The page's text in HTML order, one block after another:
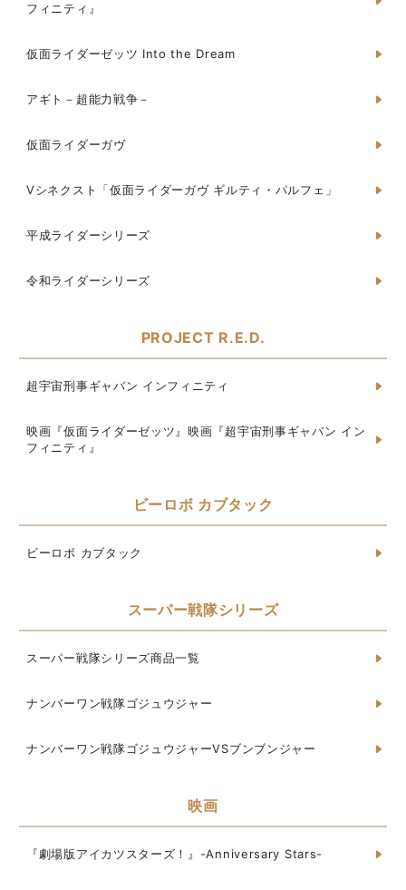
フィニティ』
仮面ライダーゼッツ Into the Dream
アギト－超能力戦争－
仮面ライダーガヴ
Vシネクスト「仮面ライダーガヴ ギルティ・パルフェ」
平成ライダーシリーズ
令和ライダーシリーズ
PROJECT R.E.D.
超宇宙刑事ギャバン インフィニティ
映画『仮面ライダーゼッツ』映画『超宇宙刑事ギャバン イン
フィニティ』
ビーロボ カブタック
ビーロボ カブタック
スーパー戦隊シリーズ
スーパー戦隊シリーズ商品一覧
ナンバーワン戦隊ゴジュウジャー
ナンバーワン戦隊ゴジュウジャーVSブンブンジャー
映画
『劇場版アイカツスターズ！』-Anniversary Stars-